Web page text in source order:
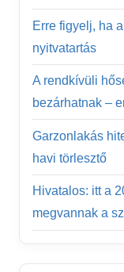
Erre figyelj, ha
nyitvatartás
A rendkívüli
bezárhatnak –
Garzonlakás
havi törlesztő
Hivatalos: itt a
megvannak a